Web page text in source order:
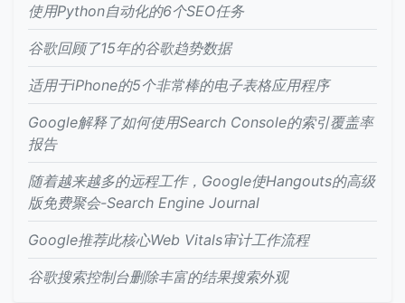
使用Python自动化的6个SEO任务
谷歌回顾了15年的谷歌趋势数据
适用于iPhone的5个非常棒的电子表格应用程序
Google解释了如何使用Search Console的索引覆盖率
报告
随着越来越多的远程工作，Google使Hangouts的高级
版免费聚会-Search Engine Journal
Google推荐此核心Web Vitals审计工作流程
谷歌搜索控制台删除丰富的结果搜索外观